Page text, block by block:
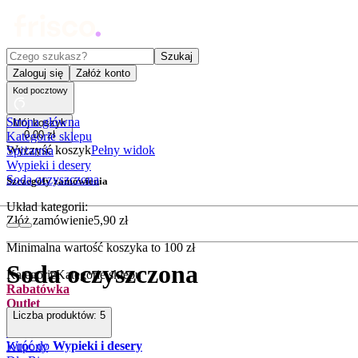
Czego szukasz?
Szukaj
Zaloguj się
Załóż konto
Kod pocztowy
Mój koszyk
0,00 zł
Wyczyść koszykPełny widok
Szczegóły zamówienia
Złóż zamówienie5,90 zł
Minimalna wartość koszyka to 100 zł
KategorieKategorie sklepu
Rabatówka
Outlet
Promocje
Kupony
Strona główna
Kategorie sklepu
Spiżarnia
Wypieki i desery
Soda oczyszczona
Układ kategorii:
Soda oczyszczona
Liczba produktów: 5
Wróć do Wypieki i desery